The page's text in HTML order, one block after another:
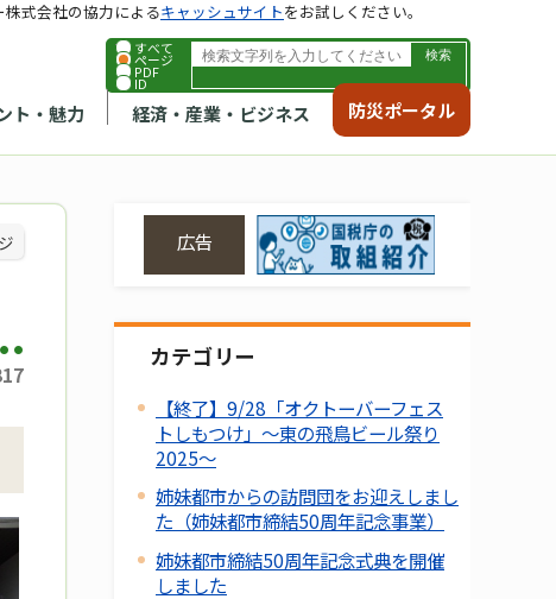
すべて
ページ
PDF
ID
ト・魅力 経済・産業・ビジネス 防災ポータル
式会社の協力によるキャッシュサイトをお試しください。
広告
カテゴリー
【終了】9/28「オクトーバーフェス
トしもつけ」～東の飛鳥ビール祭り
2025～
姉妹都市からの訪問団をお迎えしまし
た（姉妹都市締結50周年記念事業）
姉妹都市締結50周年記念式典を開催
しました